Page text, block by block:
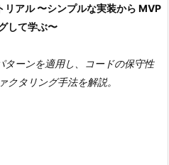
リアル 〜シンプルな実装から MVP
して学ぶ〜
ターンを適用し、コードの保守性
クタリング手法を解説。